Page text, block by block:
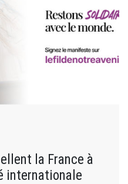
la France à
internationale